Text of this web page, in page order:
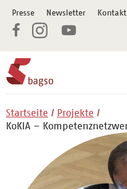
Presse Newsletter Kontakt
Startseite
Projekte
KoKIA –